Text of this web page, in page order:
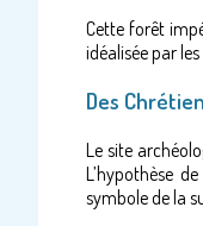
Cette forêt
idéalisée par
Des
Le site
L’hypothèse
symbole de la